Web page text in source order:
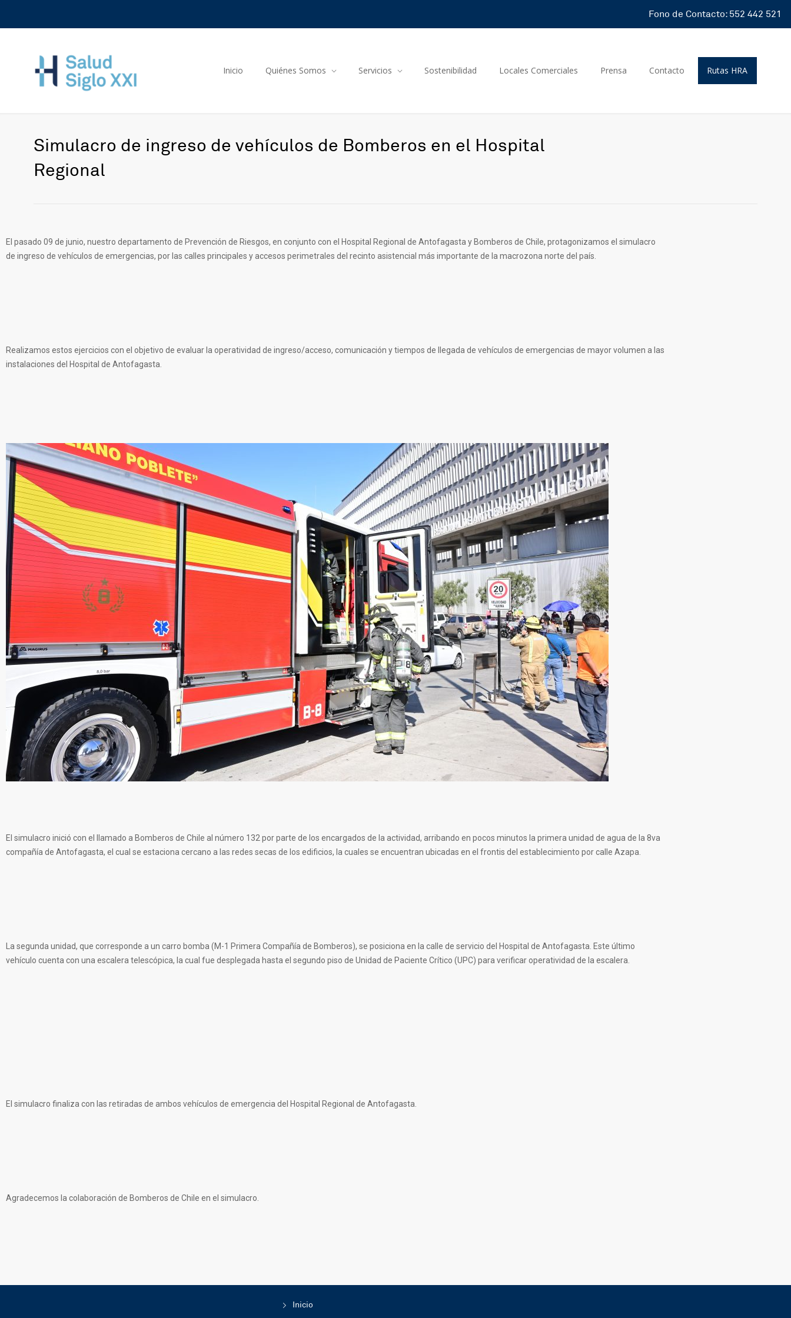
Fono de Contacto: 552 442 521
Inicio Quiénes Somos Servicios Sostenibilidad Locales Comerciales Prensa Contacto Rutas HRA
Simulacro de ingreso de vehículos de Bomberos en el Hospital
Regional
El pasado 09 de junio, nuestro departamento de Prevención de Riesgos, en conjunto con el Hospital Regional de Antofagasta y Bomberos de Chile, protagonizamos el simulacro
de ingreso de vehículos de emergencias, por las calles principales y accesos perimetrales del recinto asistencial más importante de la macrozona norte del país.
Realizamos estos ejercicios con el objetivo de evaluar la operatividad de ingreso/acceso, comunicación y tiempos de llegada de vehículos de emergencias de mayor volumen a las
instalaciones del Hospital de Antofagasta.
El simulacro inició con el llamado a Bomberos de Chile al número 132 por parte de los encargados de la actividad, arribando en pocos minutos la primera unidad de agua de la 8va
compañía de Antofagasta, el cual se estaciona cercano a las redes secas de los edificios, la cuales se encuentran ubicadas en el frontis del establecimiento por calle Azapa.
La segunda unidad, que corresponde a un carro bomba (M-1 Primera Compañía de Bomberos), se posiciona en la calle de servicio del Hospital de Antofagasta. Este último
vehículo cuenta con una escalera telescópica, la cual fue desplegada hasta el segundo piso de Unidad de Paciente Crítico (UPC) para verificar operatividad de la escalera.
El simulacro finaliza con las retiradas de ambos vehículos de emergencia del Hospital Regional de Antofagasta.
Agradecemos la colaboración de Bomberos de Chile en el simulacro.
Inicio